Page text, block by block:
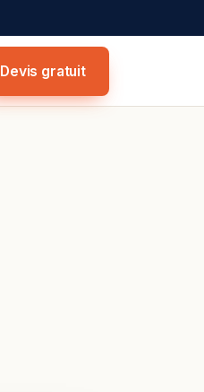
Devis gratuit